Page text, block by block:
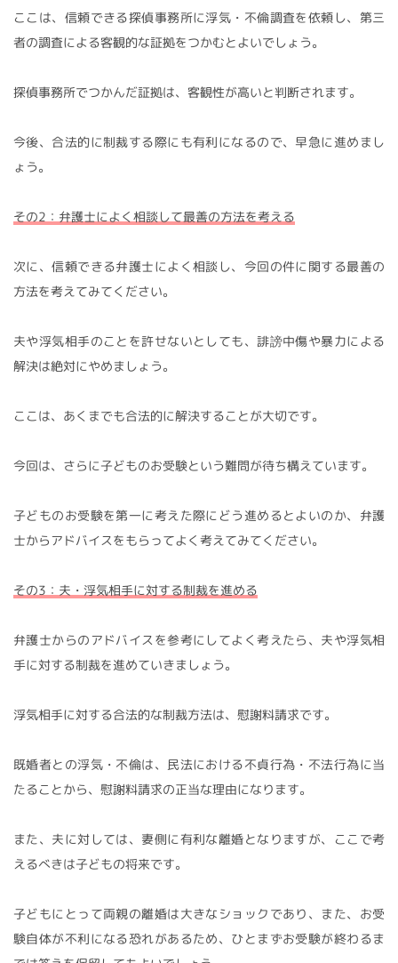
ここは、信頼できる探偵事務所に浮気・不倫調査を依頼し、第三
者の調査による客観的な証拠をつかむとよいでしょう。
探偵事務所でつかんだ証拠は、客観性が高いと判断されます。
今後、合法的に制裁する際にも有利になるので、早急に進めまし
ょう。
その2：弁護士によく相談して最善の方法を考える
次に、信頼できる弁護士によく相談し、今回の件に関する最善の
方法を考えてみてください。
夫や浮気相手のことを許せないとしても、誹謗中傷や暴力による
解決は絶対にやめましょう。
ここは、あくまでも合法的に解決することが大切です。
今回は、さらに子どものお受験という難問が待ち構えています。
子どものお受験を第一に考えた際にどう進めるとよいのか、弁護
士からアドバイスをもらってよく考えてみてください。
その3：夫・浮気相手に対する制裁を進める
弁護士からのアドバイスを参考にしてよく考えたら、夫や浮気相
手に対する制裁を進めていきましょう。
浮気相手に対する合法的な制裁方法は、慰謝料請求です。
既婚者との浮気・不倫は、民法における不貞行為・不法行為に当
たることから、慰謝料請求の正当な理由になります。
また、夫に対しては、妻側に有利な離婚となりますが、ここで考
えるべきは子どもの将来です。
子どもにとって両親の離婚は大きなショックであり、また、お受
験自体が不利になる恐れがあるため、ひとまずお受験が終わるま